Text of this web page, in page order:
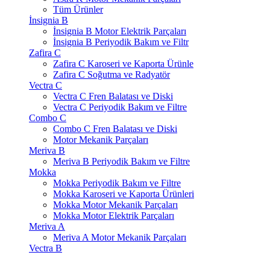
Tüm Ürünler
İnsignia B
İnsignia B Motor Elektrik Parçaları
İnsignia B Periyodik Bakım ve Filtr
Zafira C
Zafira C Karoseri ve Kaporta Ürünle
Zafira C Soğutma ve Radyatör
Vectra C
Vectra C Fren Balatası ve Diski
Vectra C Periyodik Bakım ve Filtre
Combo C
Combo C Fren Balatası ve Diski
Motor Mekanik Parçaları
Meriva B
Meriva B Periyodik Bakım ve Filtre
Mokka
Mokka Periyodik Bakım ve Filtre
Mokka Karoseri ve Kaporta Ürünleri
Mokka Motor Mekanik Parçaları
Mokka Motor Elektrik Parçaları
Meriva A
Meriva A Motor Mekanik Parçaları
Vectra B